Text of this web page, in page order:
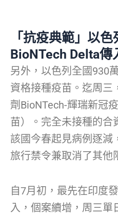
「抗疫典範」以
BioNTech Delta傳
另外，以色列全國930
資格接種疫苗。迄周三
劑BioNTech-輝瑞新冠
苗）。完全未接種的合
該國今春起見病例逐減
旅行禁令兼取消了其他
自7月初，最先在印度
入，個案續增，周三單